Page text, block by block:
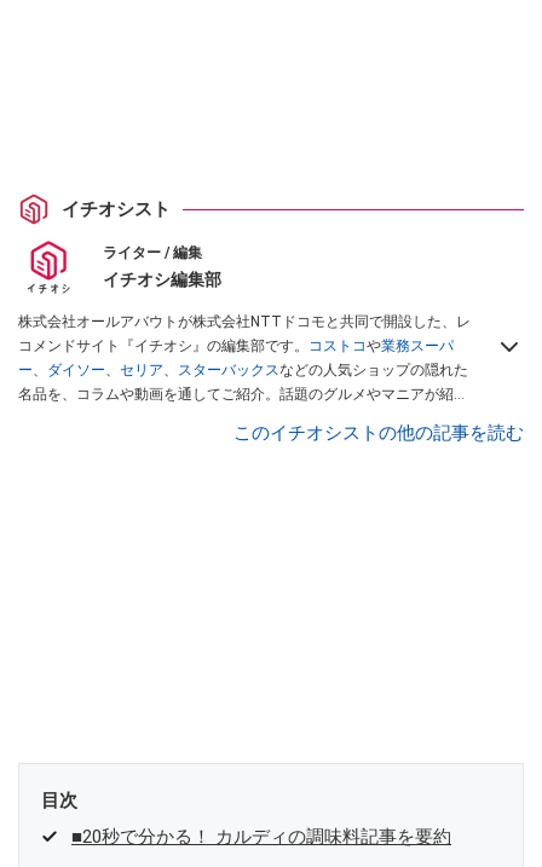
イチオシスト
ライター / 編集
イチオシ編集部
株式会社オールアバウトが株式会社NTTドコモと共同で開設した、レ
コメンドサイト『イチオシ』の編集部です。 コストコや業務スーパ
ー、 ダイソー、 セリア、 スターバックスなどの人気ショップの隠れた
名品を、コラムや動画を通してご紹介。話題のグルメやマニアが紹介
インフルエンサーが実際に使用してレビューしています。毎日トレン
このイチオシストの他の記事を読む
目次
■20秒で分かる！ カルディの調味料記事を要約